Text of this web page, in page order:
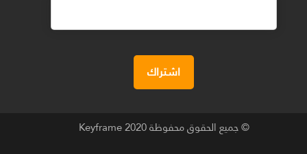
© جميع الحقوق محفوظة 2020 Keyframe